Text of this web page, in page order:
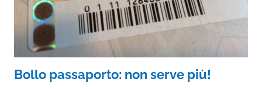
Bollo passaporto: non serve più!